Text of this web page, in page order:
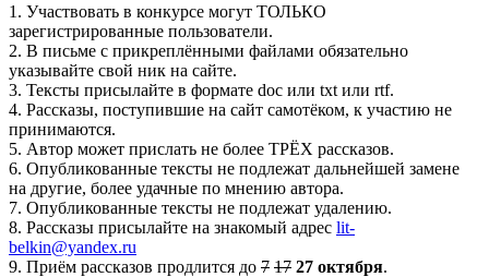
1. Участвовать в конкурсе могут ТОЛЬКО
зарегистрированные пользователи.
2. В письме с прикреплёнными файлами обязательно
указывайте свой ник на сайте.
3. Тексты присылайте в формате doc или txt или rtf.
4. Рассказы, поступившие на сайт самотёком, к участию не
принимаются.
5. Автор может прислать не более ТРЁХ рассказов.
6. Опубликованные тексты не подлежат дальнейшей замене
на другие, более удачные по мнению автора.
7. Опубликованные тексты не подлежат удалению.
8. Рассказы присылайте на знакомый адрес lit-
belkin@yandex.ru
9. Приём рассказов продлится до 7 17 27 октября.